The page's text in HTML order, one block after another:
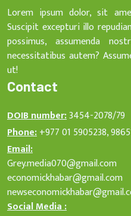
Lorem ipsum dolor, sit
Suscipit excepturi illo
possimus, assumenda
necessitatibus autem?
ut!
Contact
DOIB number:3454-2078/79
Phone:+977 01 5905238,
Email:
Grey.media070@gmail.com
economickhabar@gmail.com
Social Media :